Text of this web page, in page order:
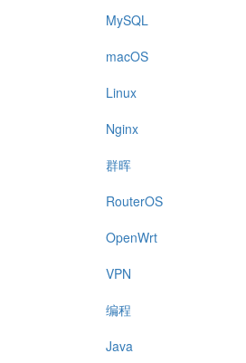
MySQL
macOS
Linux
Nginx
群晖
RouterOS
OpenWrt
VPN
编程
Java